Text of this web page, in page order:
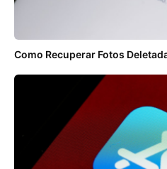
Como Recuperar Fotos